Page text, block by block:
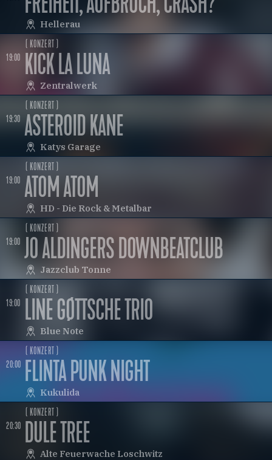
FREIHEIT, AUFBRUCH, CRASH?
Hellerau
19:00
( KONZERT )
KICK LA LUNA
Zentralwerk
19:30
( KONZERT )
ASTEROID KANE
Katys Garage
19:00
( KONZERT )
ATOM ATOM
HD - Die Rock & Metalbar
19:00
( KONZERT )
JO ALDINGERS DOWNBEATCLUB
Jazzclub Tonne
19:00
( KONZERT )
LINE GØTTSCHE TRIO
Blue Note
20:00
( KONZERT )
FLINTA PUNK NIGHT
Kukulida
20:30
( KONZERT )
DULE TREE
Alte Feuerwache Loschwitz